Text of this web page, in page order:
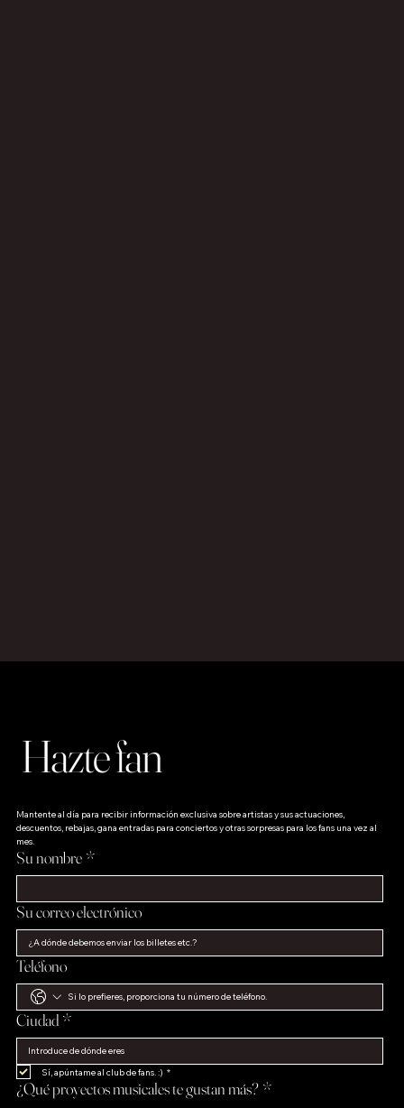
Hazte fan
Mantente al día para recibir información exclusiva sobre artistas y sus actuaciones,
descuentos, rebajas, gana entradas para conciertos y otras sorpresas para los fans una vez al
mes.
Su nombre *
Su correo electrónico
Teléfono
Ciudad *
Sí, apúntame al club de fans. :) *
¿Qué proyectos musicales te gustan más? *